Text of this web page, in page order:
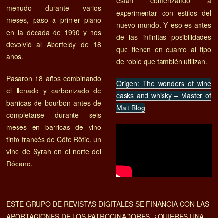
menudo durante varios
meses, pasó a primer plano
en la década de 1990 y nos
devolvió al Aberfeldy de 18
años.
Pasaron 18 años combinando
el llenado y carbonizado de
barricas de bourbon antes de
completarse durante seis
meses en barricas de vino
tinto francés de Côte Rôtie, un
vino de Syrah en el norte del
Ródano.
experimentar con estilos del
nuevo mundo. Y eso es antes
de las infinitas posibilidades
que tienen en cuanto al tipo
de roble que también utilizan.
Origen: The wonders of wine
casks and whisky – Master of
Malt Blog
ESTE GRUPO DE REVISTAS DIGITALES SE FINANCIA CON LAS
APORTACIONES DE LOS PATROCINADORES. ¿QUIERES UNA